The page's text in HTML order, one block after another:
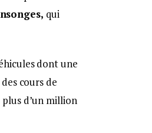
qui
dont une
cours de
d’un million